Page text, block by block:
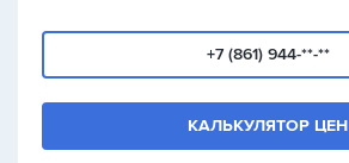
+7 (861) 944-**-**
КАЛЬКУЛЯТОР ЦЕН